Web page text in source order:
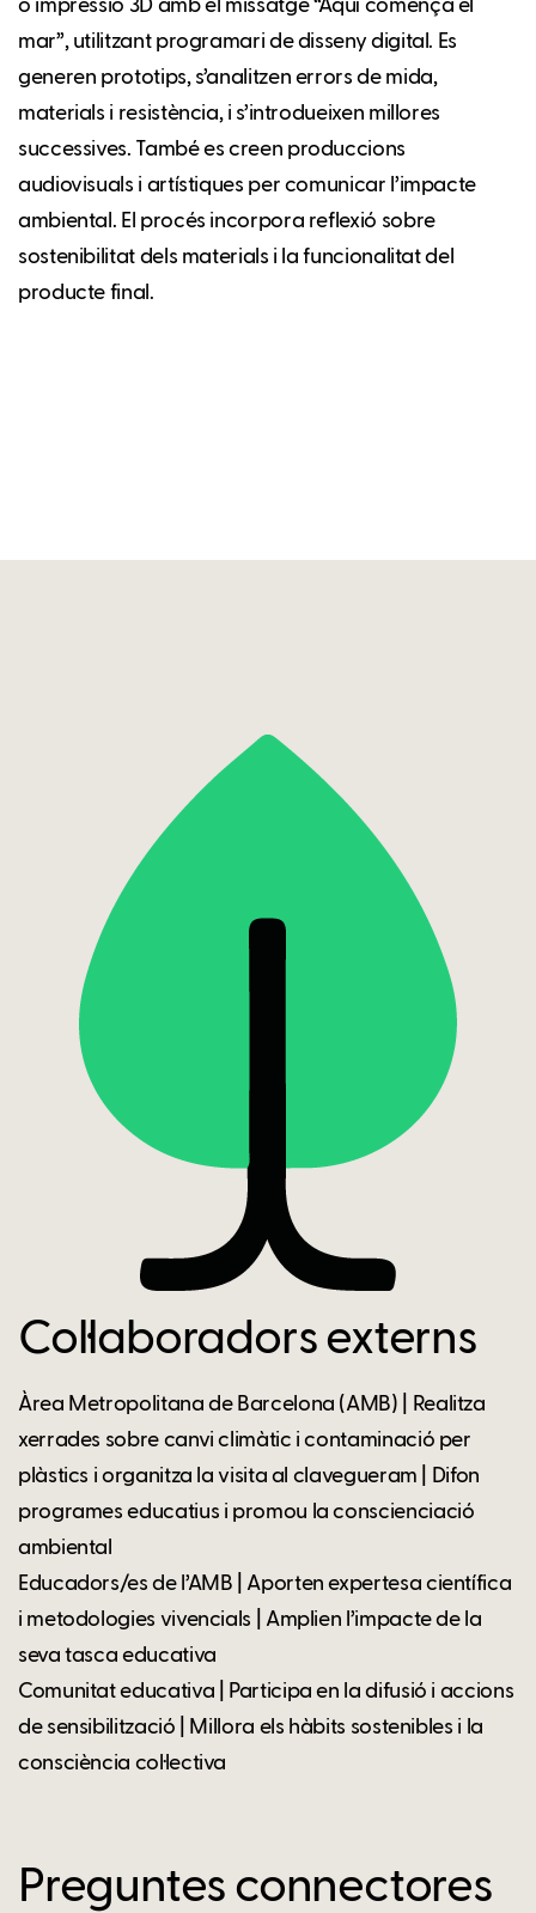
o impressió 3D amb el missatge “Aquí comença el
mar”, utilitzant programari de disseny digital. Es
generen prototips, s’analitzen errors de mida,
materials i resistència, i s’introdueixen millores
successives. També es creen produccions
audiovisuals i artístiques per comunicar l’impacte
ambiental. El procés incorpora reflexió sobre
sostenibilitat dels materials i la funcionalitat del
producte final.
Col·laboradors externs
Àrea Metropolitana de Barcelona (AMB) | Realitza
xerrades sobre canvi climàtic i contaminació per
plàstics i organitza la visita al clavegueram | Difon
programes educatius i promou la conscienciació
ambiental
Educadors/es de l’AMB | Aporten expertesa científica
i metodologies vivencials | Amplien l’impacte de la
seva tasca educativa
Comunitat educativa | Participa en la difusió i accions
de sensibilització | Millora els hàbits sostenibles i la
consciència col·lectiva
Preguntes connectores